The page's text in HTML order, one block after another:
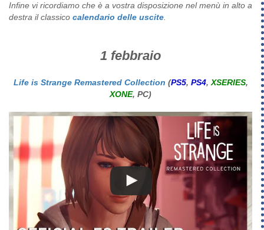
Infine vi ricordiamo che è a vostra disposizione nel menù in alto a
destra il classico calendario delle uscite.
1 febbraio
Life is Strange Remastered Collection (PS5, PS4,XSERIES,
XONE, PC)